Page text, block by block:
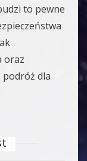
to pewne
oraz
dla